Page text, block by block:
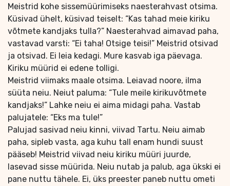
Meistrid kohe sissemüürimiseks naesterahvast otsima.
Küsivad ühelt, küsivad teiselt: “Kas tahad meie kiriku
võtmete kandjaks tulla?” Naesterahvad aimavad paha,
vastavad varsti: “Ei taha! Otsige teisi!” Meistrid otsivad
ja otsivad. Ei leia kedagi. Mure kasvab iga päevaga.
Kiriku müürid ei edene tolligi.
Meistrid viimaks maale otsima. Leiavad noore, ilma
süüta neiu. Neiut paluma: “Tule meile kirikuvõtmete
kandjaks!” Lahke neiu ei aima midagi paha. Vastab
palujatele: “Eks ma tule!”
Palujad sasivad neiu kinni, viivad Tartu. Neiu aimab
paha, sipleb vasta, aga kuhu tall enam hundi suust
pääseb! Meistrid viivad neiu kiriku müüri juurde,
lasevad sisse müürida. Neiu nutab ja palub, aga ükski ei
pane nuttu tähele. Ei, üks preester paneb nuttu ometi